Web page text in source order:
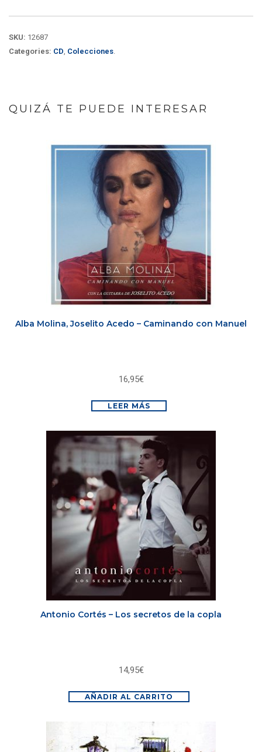
SKU: 12687
Categories: CD, Colecciones.
QUIZÁ TE PUEDE INTERESAR
Alba Molina, Joselito Acedo – Caminando con Manuel
16,95€
LEER MÁS
Antonio Cortés – Los secretos de la copla
14,95€
AÑADIR AL CARRITO